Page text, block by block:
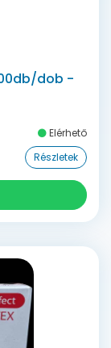
dob -
Elérhető
Részletek